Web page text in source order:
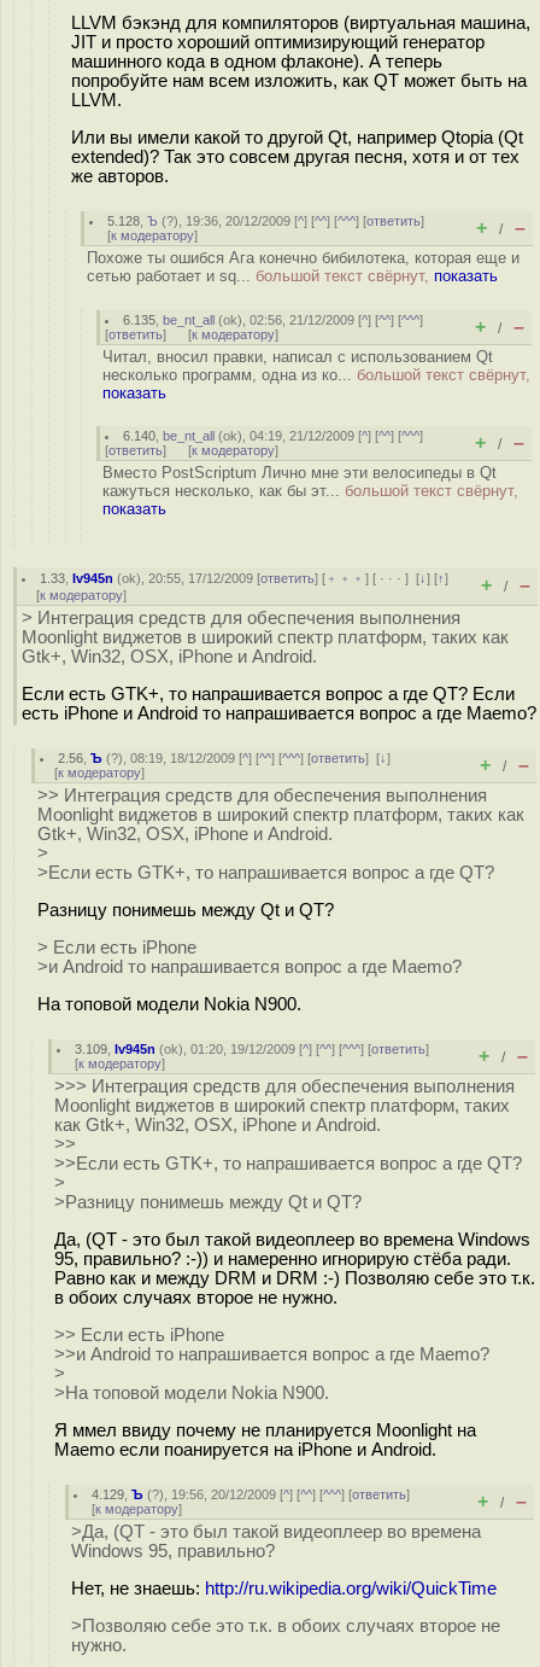
LLVM бэкэнд для компиляторов (виртуальная машина,
JIT и просто хороший оптимизирующий генератор
машинного кода в одном флаконе). А теперь
попробуйте нам всем изложить, как QT может быть на
LLVM.
Или вы имели какой то другой Qt, например Qtopia (Qt
extended)? Так это совсем другая песня, хотя и от тех
же авторов.
5.128 ,Ъ (?), 19:36, 20/12/2009 [^] [^^] [^^^] [ответить]
[к модератору] + / –
Похоже ты ошибся Ага конечно бибилотека, которая еще и
сетью работает и sq... большой текст свёрнут, показать
6.135 ,be_nt_all (ok), 02:56, 21/12/2009 [^] [^^] [^^^]
[ответить] [к модератору] + / –
Читал, вносил правки, написал с использованием Qt
несколько программ, одна из ко... большой текст свёрнут,
показать
6.140 ,be_nt_all (ok), 04:19, 21/12/2009 [^] [^^] [^^^]
[ответить] [к модератору] + / –
Вместо PostScriptum Лично мне эти велосипеды в Qt
кажуться несколько, как бы эт... большой текст свёрнут,
показать
1.33 ,Iv945n (ok), 20:55, 17/12/2009 [ответить] [ ﹢﹢﹢] [ · · ·][↓] [↑]
[к модератору] + / –
> Интеграция средств для обеспечения выполнения
Moonlight виджетов в широкий спектр платформ, таких как
Gtk+, Win32, OSX, iPhone и Android.
Если есть GTK+, то напрашивается вопрос а где QT? Если
есть iPhone и Android то напрашивается вопрос а где Maemo?
2.56 ,Ъ (?), 08:19, 18/12/2009 [^] [^^] [^^^] [ответить][↓]
[к модератору] + / –
>> Интеграция средств для обеспечения выполнения
Moonlight виджетов в широкий спектр платформ, таких как
Gtk+, Win32, OSX, iPhone и Android.
>
>Если есть GTK+, то напрашивается вопрос а где QT?
Разницу понимешь между Qt и QT?
> Если есть iPhone
>и Android то напрашивается вопрос а где Maemo?
На топовой модели Nokia N900.
3.109 ,Iv945n (ok), 01:20, 19/12/2009 [^] [^^] [^^^] [ответить]
[к модератору] + / –
>>> Интеграция средств для обеспечения выполнения
Moonlight виджетов в широкий спектр платформ, таких
как Gtk+, Win32, OSX, iPhone и Android.
>>
>>Если есть GTK+, то напрашивается вопрос а где QT?
>
>Разницу понимешь между Qt и QT?
Да, (QT - это был такой видеоплеер во времена Windows
95, правильно? :-)) и намеренно игнорирую стёба ради.
Равно как и между DRM и DRM :-) Позволяю себе это т.к.
в обоих случаях второе не нужно.
>> Если есть iPhone
>>и Android то напрашивается вопрос а где Maemo?
>
>На топовой модели Nokia N900.
Я ммел ввиду почему не планируется Moonlight на
Maemo если поанируется на iPhone и Android.
4.129 ,Ъ (?), 19:56, 20/12/2009 [^] [^^] [^^^] [ответить]
[к модератору] + / –
>Да, (QT - это был такой видеоплеер во времена
Windows 95, правильно?
Нет, не знаешь: http://ru.wikipedia.org/wiki/QuickTime
>Позволяю себе это т.к. в обоих случаях второе не
нужно.